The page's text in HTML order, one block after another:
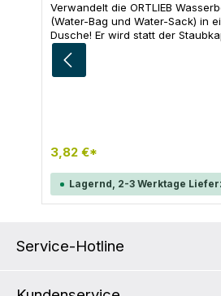
Verwandelt die ORTLIEB
(Water-Bag und Water-Sack) in
Dusche! Er wird statt der
Gewindeflansch gesteckt und
Blumengießen und
werden. Produktdetails: Kleine Löcher für
3,82 €*
Lagernd, 2-3 Werktage
Service-Hotline